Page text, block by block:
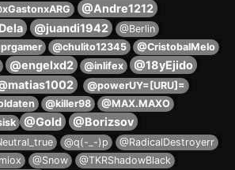
@Andre1212
@juandi1942
@Berlin
@chulito12345
@CristobalMelo
@engelxd2 @inlifex
@18yEjido
@powerUY=[URU]=
@killer98
@MAX.MAXO
@Gold
@Borizsov
@q(-_-)p
@RadicalDestroyerr
@Snow
@TKRShadowBlack